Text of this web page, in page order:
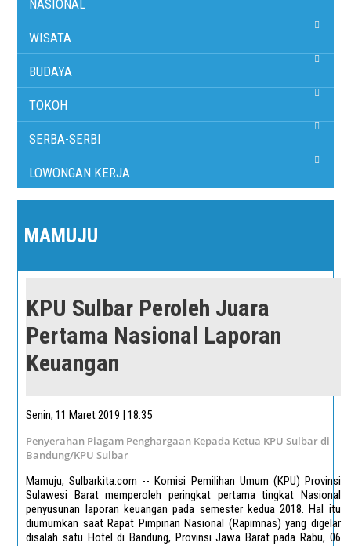
NASIONAL
WISATA
BUDAYA
TOKOH
SERBA-SERBI
LOWONGAN KERJA
MAMUJU
KPU Sulbar Peroleh Juara
Pertama Nasional Laporan
Keuangan
Senin, 11 Maret 2019 | 18:35
Penyerahan Piagam Penghargaan Kepada Ketua KPU Sulbar di
Bandung/KPU Sulbar
Mamuju, Sulbarkita.com -- Komisi Pemilihan Umum (KPU) Provinsi
Sulawesi Barat memperoleh peringkat pertama tingkat Nasional
penyusunan laporan keuangan pada semester kedua 2018. Hal itu
diumumkan saat Rapat Pimpinan Nasional (Rapimnas) yang digelar
disalah satu Hotel di Bandung, Provinsi Jawa Barat pada Rabu, 06